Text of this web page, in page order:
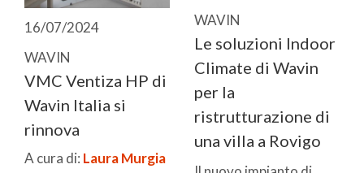
16/07/2024
WAVIN
VMC Ventiza HP di
Wavin Italia si
rinnova
A cura di: Laura Murgia
WAVIN
Le soluzioni Indoor
Climate di Wavin
per la
ristrutturazione di
una villa a Rovigo